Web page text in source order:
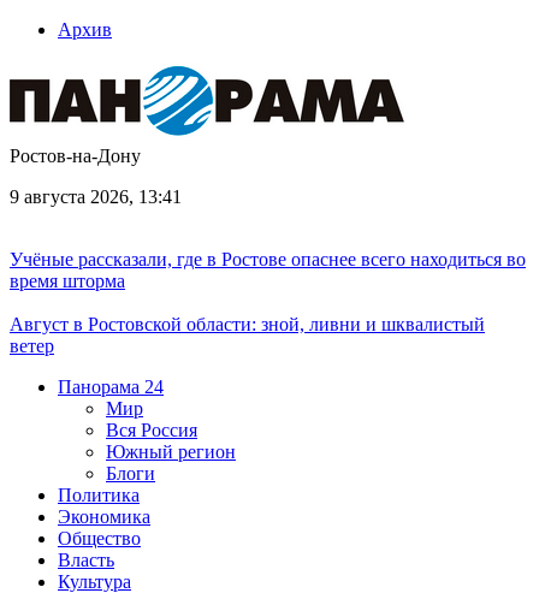
Архив
Ростов-на-Дону
9 августа 2026, 13:41
Учёные рассказали, где в Ростове опаснее всего находиться во
время шторма
Август в Ростовской области: зной, ливни и шквалистый
ветер
Панорама 24
Мир
Вся Россия
Южный регион
Блоги
Политика
Экономика
Общество
Власть
Культура